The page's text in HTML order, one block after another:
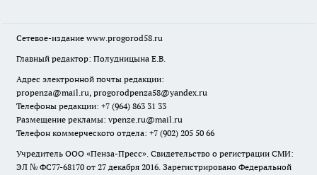
Сетевое-издание www.progorod58.ru
Главный редактор: Полудницына Е.В.
Адрес электронной почты редакции:
propenza@mail.ru, progorodpenza58@yandex.ru
Телефоны редакции: +7 (964) 863 31 33
Размещение рекламы: vpenze.ru@mail.ru
Телефон коммерческого отдела: +7 (902) 205 50 66
Учредитель ООО «Пенза-Пресс». Свидетельство о регистрации СМИ:
ЭЛ № ФС77-68170 от 27 декабря 2016. Зарегистрировано Федеральной